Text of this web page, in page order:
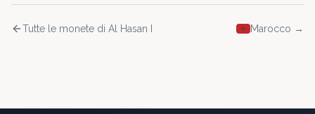
Tutte le monete di Al Hasan I Marocco →